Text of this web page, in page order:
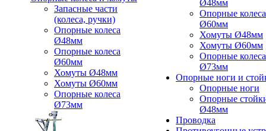
Запасные части
(колеса, ручки)
Опорные колеса
Ø48мм
Опорные колеса
Ø60мм
Хомуты Ø48мм
Хомуты Ø60мм
Опорные колеса
Ø73мм
Ø48мм
Опорные колеса
Ø60мм
Хомуты Ø48мм
Хомуты Ø60мм
Опорные колеса
Ø73мм
Опорные ноги и
Опорные ноги
Опорные
Ø48мм
Проводка